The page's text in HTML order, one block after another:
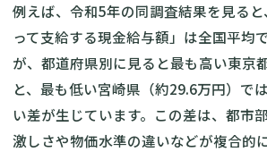
例えば、令和5年の同調査結果を見る
って支給する現金給与額」は全国平均
が、都道府県別に見ると最も高い東京
と、最も低い宮崎県（約29.6万円）で
い差が生じています。この差は、都市
激しさや物価水準の違いなどが複合的